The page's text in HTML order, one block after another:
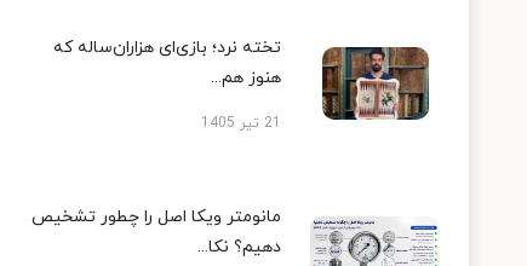
تخته نرد؛ بازی‌ای هزاران‌ساله که
هنوز هم...
21 تیر 1405
مانومتر ویکا اصل را چطور تشخیص
دهیم؟ نکا...